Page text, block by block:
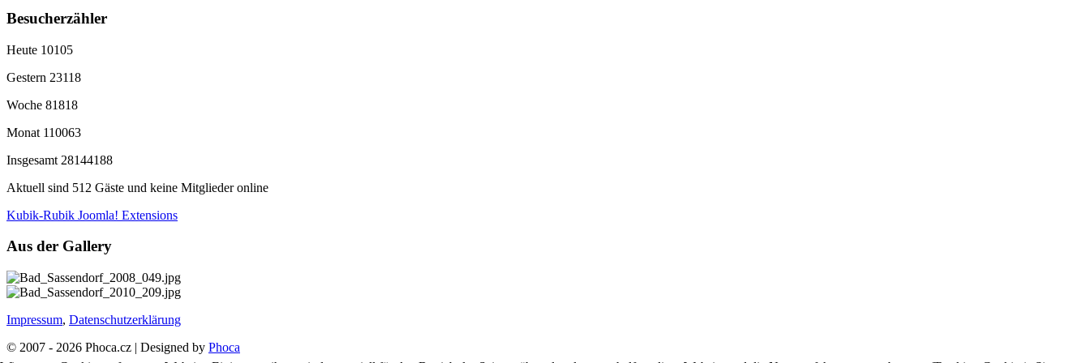
Besucherzähler
Heute 10105
Gestern 23118
Woche 81818
Monat 110063
Insgesamt 28144188
Aktuell sind 512 Gäste und keine Mitglieder online
Kubik-Rubik Joomla! Extensions
Aus der Gallery
Impressum, Datenschutzerklärung
© 2007 - 2026 Phoca.cz | Designed by Phoca